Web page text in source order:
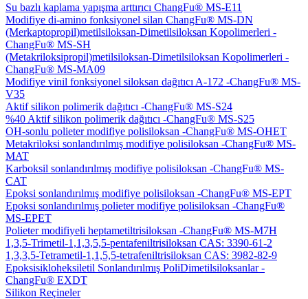
Su bazlı kaplama yapışma arttırıcı ChangFu® MS-E11
Modifiye di-amino fonksiyonel silan ChangFu® MS-DN
(Merkaptopropil)metilsiloksan-Dimetilsiloksan Kopolimerleri -
ChangFu® MS-SH
(Metakriloksipropil)metilsiloksan-Dimetilsiloksan Kopolimerleri -
ChangFu® MS-MA09
Modifiye vinil fonksiyonel siloksan dağıtıcı A-172 -ChangFu® MS-
V35
Aktif silikon polimerik dağıtıcı -ChangFu® MS-S24
%40 Aktif silikon polimerik dağıtıcı -ChangFu® MS-S25
OH-sonlu polieter modifiye polisiloksan -ChangFu® MS-OHET
Metakriloksi sonlandırılmış modifiye polisiloksan -ChangFu® MS-
MAT
Karboksil sonlandırılmış modifiye polisiloksan -ChangFu® MS-
CAT
Epoksi sonlandırılmış modifiye polisiloksan -ChangFu® MS-EPT
Epoksi sonlandırılmış polieter modifiye polisiloksan -ChangFu®
MS-EPET
Polieter modifiyeli heptametiltrisiloksan -ChangFu® MS-M7H
1,3,5-Trimetil-1,1,3,5,5-pentafeniltrisiloksan CAS: 3390-61-2
1,3,3,5-Tetrametil-1,1,5,5-tetrafeniltrisiloksan CAS: 3982-82-9
Epoksisikloheksiletil Sonlandırılmış PoliDimetilsiloksanlar -
ChangFu® EXDT
Silikon Reçineler